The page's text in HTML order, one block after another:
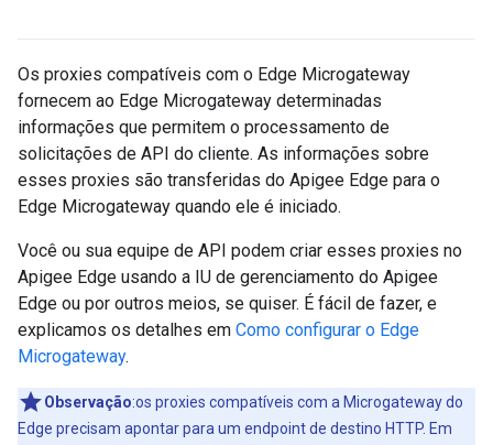
Os proxies compatíveis com o Edge Microgateway
fornecem ao Edge Microgateway determinadas
informações que permitem o processamento de
solicitações de API do cliente. As informações sobre
esses proxies são transferidas do Apigee Edge para o
Edge Microgateway quando ele é iniciado.
Você ou sua equipe de API podem criar esses proxies no
Apigee Edge usando a IU de gerenciamento do Apigee
Edge ou por outros meios, se quiser. É fácil de fazer, e
explicamos os detalhes em Como configurar o Edge
Microgateway.
Observação:os proxies compatíveis com a Microgateway do
Edge precisam apontar para um endpoint de destino HTTP. Em